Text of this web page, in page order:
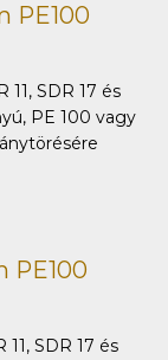
PE100
SDR 17 és
PE 100 vagy
PE100
SDR 17 és